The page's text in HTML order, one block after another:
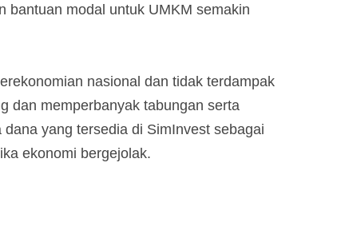
bantuan modal untuk UMKM semakin
nasional dan tidak terdampak
dan memperbanyak tabungan serta
yang tersedia di SimInvest sebagai
ekonomi bergejolak.